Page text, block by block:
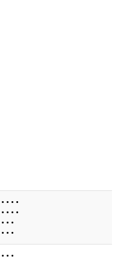
• • • •
• • • •
• • •
• • •
• • •